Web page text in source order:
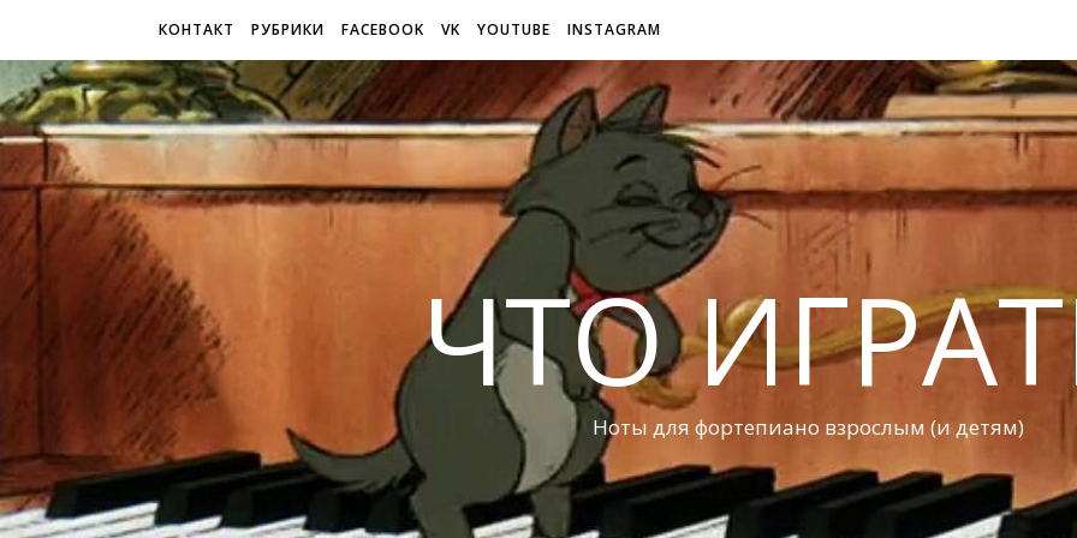
КОНТАКТ РУБРИКИ FACEBOOK VK YOUTUBE INSTAGRAM
ЧТО
Ноты для фортепиано взрослым (и детям)